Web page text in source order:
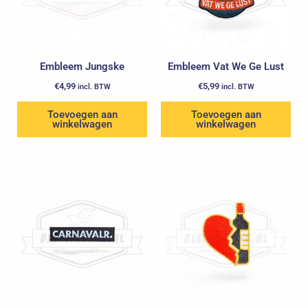
Embleem Jungske
€4,99 incl. BTW
Toevoegen aan
winkelwagen
Embleem Vat We Ge Lust
€5,99 incl. BTW
Toevoegen aan
winkelwagen